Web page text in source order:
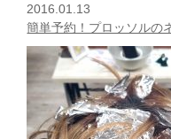
2016.01.13
簡単予約！プロッソルの